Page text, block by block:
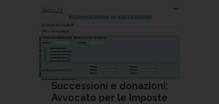
Successioni e donazioni:
Avvocato per le Imposte